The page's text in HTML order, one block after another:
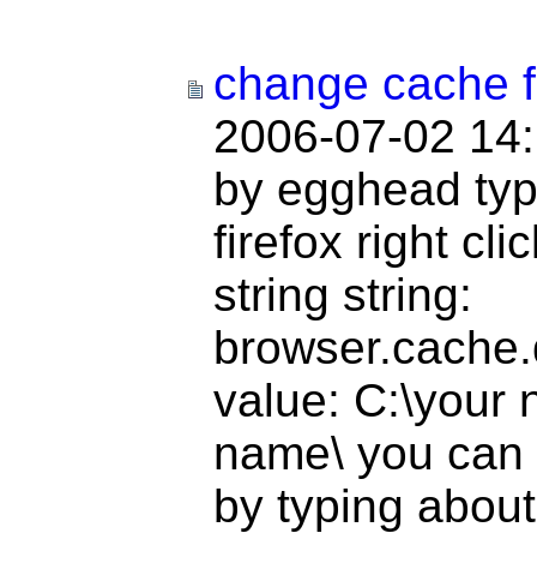
change cache
2006-07-02
by egghead
firefox right
string string:
value: C:\your
name\ you
by typing